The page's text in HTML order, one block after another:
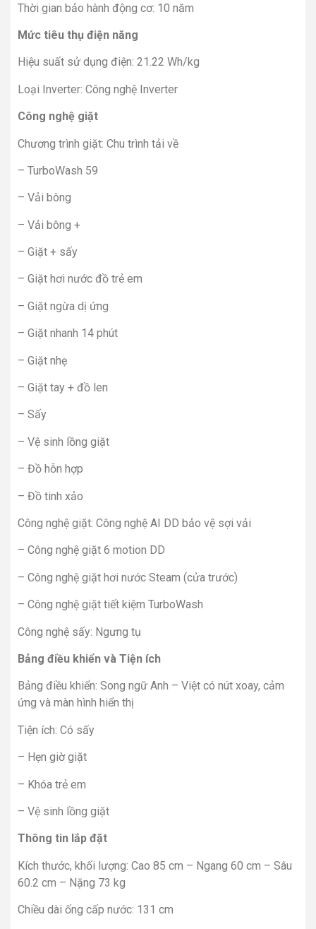
Thời gian bảo hành động cơ: 10 năm
Mức tiêu thụ điện năng
Hiệu suất sử dụng điện: 21.22 Wh/kg
Loại Inverter: Công nghệ Inverter
Công nghệ giặt
Chương trình giặt: Chu trình tải về
– TurboWash 59
– Vải bông
– Vải bông +
– Giặt + sấy
– Giặt hơi nước đồ trẻ em
– Giặt ngừa dị ứng
– Giặt nhanh 14 phút
– Giặt nhẹ
– Giặt tay + đồ len
– Sấy
– Vệ sinh lồng giặt
– Đồ hỗn hợp
– Đồ tinh xảo
Công nghệ giặt: Công nghệ AI DD bảo vệ sợi vải
– Công nghệ giặt 6 motion DD
– Công nghệ giặt hơi nước Steam (cửa trước)
– Công nghệ giặt tiết kiệm TurboWash
Công nghệ sấy: Ngưng tụ
Bảng điều khiển và Tiện ích
Bảng điều khiển: Song ngữ Anh – Việt có nút xoay, cảm
ứng và màn hình hiển thị
Tiện ích: Có sấy
– Hẹn giờ giặt
– Khóa trẻ em
– Vệ sinh lồng giặt
Thông tin lắp đặt
Kích thước, khối lượng: Cao 85 cm – Ngang 60 cm – Sâu
60.2 cm – Nặng 73 kg
Chiều dài ống cấp nước: 131 cm